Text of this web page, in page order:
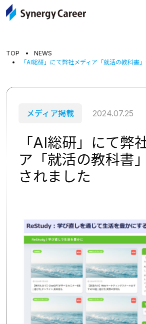
TOP
NEWS
「AI総研」にて弊社メディア「就活の教科書
メディア掲載 2024.07.25
「AI総研」にて弊
ア「就活の教科書
されました